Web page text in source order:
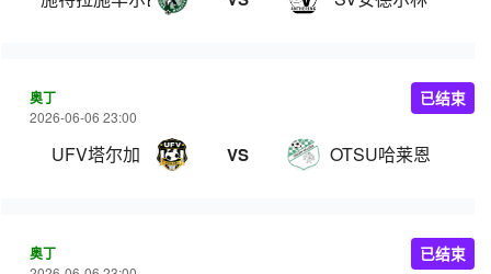
奥丁
2026-06-06 23:00
UFV塔尔加 VS OTSU哈莱恩
已结束
奥丁 已结束